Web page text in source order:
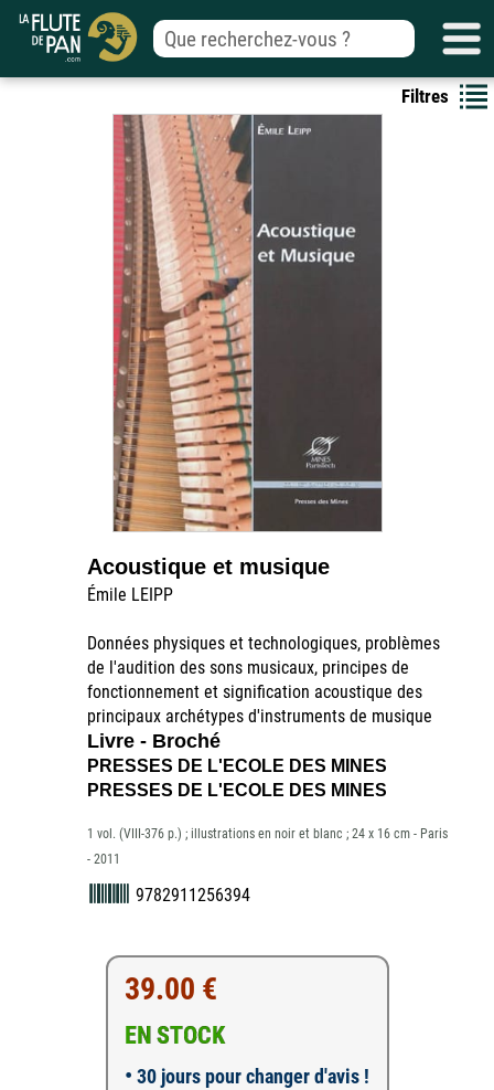
Filtres
Acoustique et musique
Émile LEIPP
Données physiques et technologiques, problèmes
de l'audition des sons musicaux, principes de
fonctionnement et signification acoustique des
principaux archétypes d'instruments de musique
Livre - Broché
PRESSES DE L'ECOLE DES MINES
PRESSES DE L'ECOLE DES MINES
1 vol. (VIII-376 p.) ; illustrations en noir et blanc ; 24 x 16 cm - Paris
- 2011
9782911256394
39.00 €
EN STOCK
• 30 jours pour changer d'avis !